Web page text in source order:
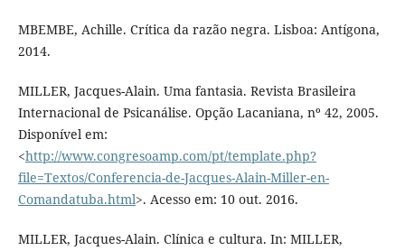
MBEMBE, Achille. Crítica da razão negra. Lisboa: Antígona,
2014.
MILLER, Jacques-Alain. Uma fantasia. Revista Brasileira
Internacional de Psicanálise. Opção Lacaniana, nº 42, 2005.
Disponível em:
<http://www.congresoamp.com/pt/template.php?
file=Textos/Conferencia-de-Jacques-Alain-Miller-en-
Comandatuba.html>. Acesso em: 10 out. 2016.
MILLER, Jacques-Alain. Clínica e cultura. In: MILLER,